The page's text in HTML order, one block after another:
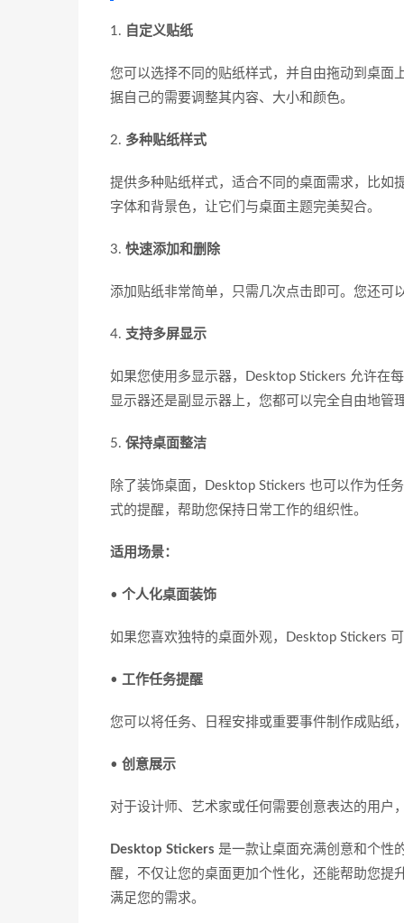
1. 自定义贴纸
您可以选择不同的贴纸样式，并自由拖动到桌面
据自己的需要调整其内容、大小和颜色。
2. 多种贴纸样式
提供多种贴纸样式，适合不同的桌面需求，比如
字体和背景色，让它们与桌面主题完美契合。
3. 快速添加和删除
添加贴纸非常简单，只需几次点击即可。您还可
4. 支持多屏显示
如果您使用多显示器，Desktop Stickers 允许在
显示器还是副显示器上，您都可以完全自由地管
5. 保持桌面整洁
除了装饰桌面，Desktop Stickers 也可以作为任
式的提醒，帮助您保持日常工作的组织性。
适用场景：
• 个人化桌面装饰
如果您喜欢独特的桌面外观，Desktop Stickers
• 工作任务提醒
您可以将任务、日程安排或重要事件制作成贴纸
• 创意展示
对于设计师、艺术家或任何需要创意表达的用户
Desktop Stickers 是一款让桌面充满创意和个性
醒，不仅让您的桌面更加个性化，还能帮助您提
满足您的需求。